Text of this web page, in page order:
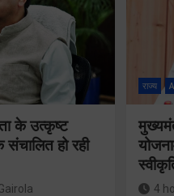
के उत्कृष्ट
हो रही
राज्य
4